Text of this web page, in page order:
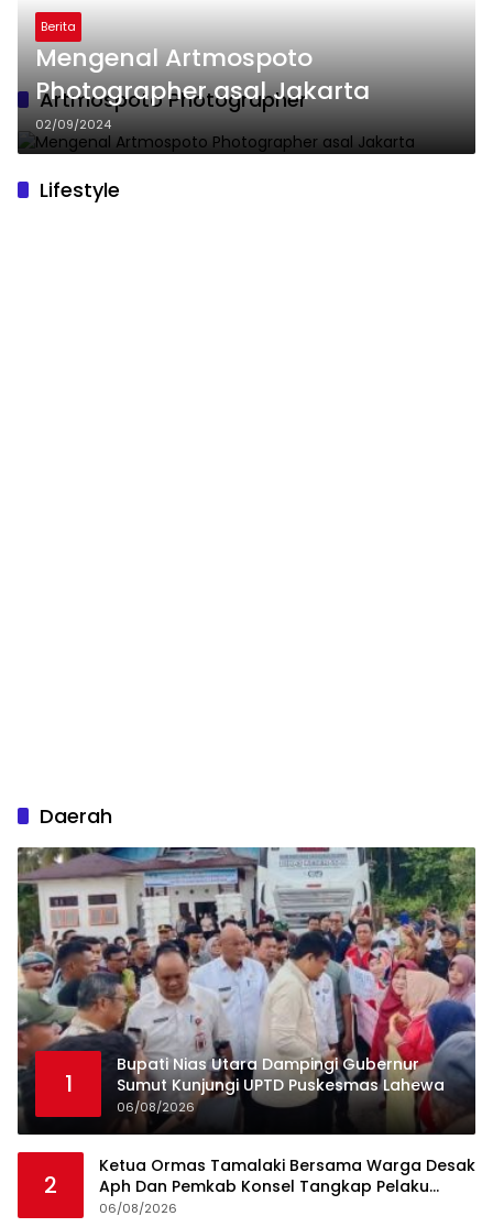
Artmospoto Photographer
Berita
Mengenal Artmospoto
Photographer asal Jakarta
02/09/2024
Lifestyle
Daerah
1
Bupati Nias Utara Dampingi Gubernur
Sumut Kunjungi UPTD Puskesmas Lahewa
06/08/2026
2
Ketua Ormas Tamalaki Bersama Warga Desak
Aph Dan Pemkab Konsel Tangkap Pelaku
Angkut Cangkang Sawit Overload, Truk PT KAP
06/08/2026